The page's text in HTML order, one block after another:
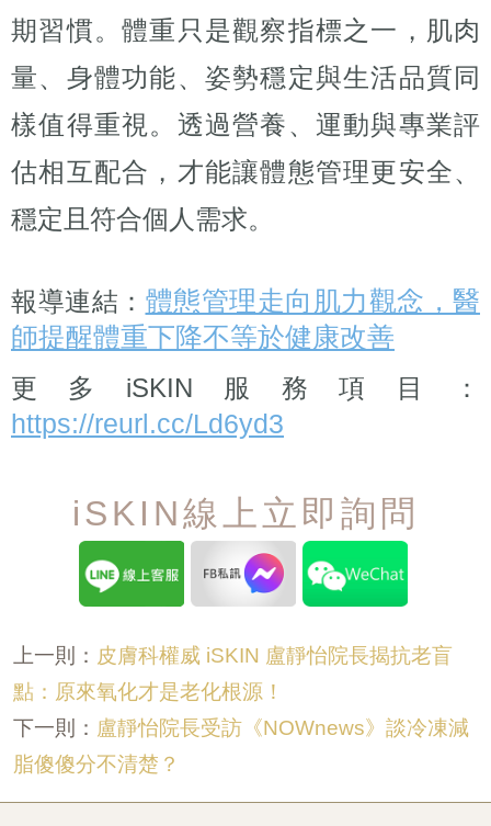
期習慣。體重只是觀察指標之一，肌肉
量、身體功能、姿勢穩定與生活品質同
樣值得重視。透過營養、運動與專業評
估相互配合，才能讓體態管理更安全、
穩定且符合個人需求。
報導連結： 體態管理走向肌力觀念，醫
師提醒體重下降不等於健康改善
更多iSKIN服務項目：
https://reurl.cc/Ld6yd3
iSKIN線上立即詢問
上一則： 皮膚科權威 iSKIN 盧靜怡院長揭抗老盲
點：原來氧化才是老化根源！
下一則： 盧靜怡院長受訪《NOWnews》談冷凍減
脂傻傻分不清楚？